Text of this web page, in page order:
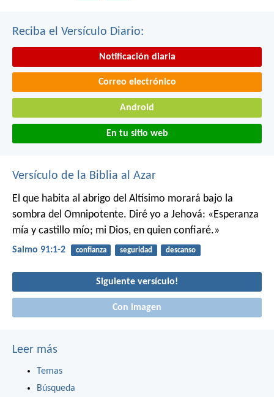
Reciba el Versículo Diario:
Notificación diaria
Correo electrónico
Android
En tu sitio web
Versículo de la Biblia al Azar
El que habita al abrigo del Altísimo morará bajo la
sombra del Omnipotente. Diré yo a Jehová: «Esperanza
mía y castillo mío; mi Dios, en quien confiaré.»
Salmo 91:1-2 confianza seguridad descanso
Siguiente versículo!
Con imagen
Leer más
Temas
Búsqueda